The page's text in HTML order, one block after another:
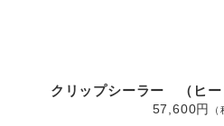
クリップシーラー （ヒー
57,600円